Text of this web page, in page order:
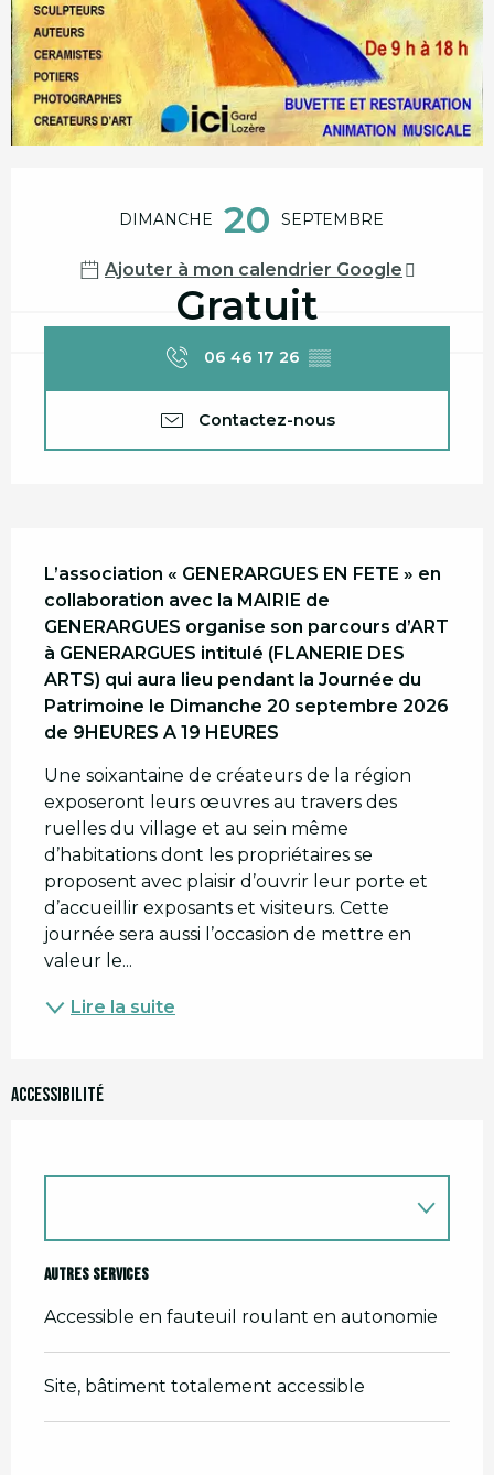
DIMANCHE 20 SEPTEMBRE
Ajouter à mon calendrier Google
Gratuit
06 46 17 26 ▒▒
Contactez-nous
Description
L’association « GENERARGUES EN FETE » en
collaboration avec la MAIRIE de
GENERARGUES organise son parcours d’ART
à GENERARGUES intitulé (FLANERIE DES
ARTS) qui aura lieu pendant la Journée du
Patrimoine le Dimanche 20 septembre 2026
de 9HEURES A 19 HEURES
Une soixantaine de créateurs de la région
exposeront leurs œuvres au travers des
ruelles du village et au sein même
d’habitations dont les propriétaires se
proposent avec plaisir d’ouvrir leur porte et
d’accueillir exposants et visiteurs. Cette
journée sera aussi l’occasion de mettre en
valeur le...
Lire la suite
Accessibilité
Autres services
Accessible en fauteuil roulant en autonomie
Site, bâtiment totalement accessible